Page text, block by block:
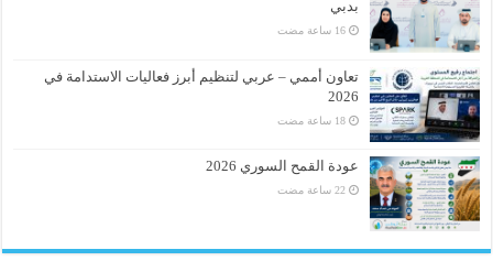
بدبي
تعاون أممي – عربي لتنظيم أبرز فعاليات الاستدامة في
2026
عودة القمح السوري 2026